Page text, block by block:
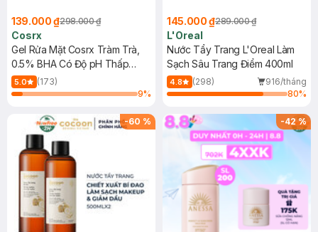
139.000 ₫298.000 ₫
Cosrx
Gel Rửa Mặt Cosrx Tràm Trà,
0.5% BHA Có Độ pH Thấp
150ml
5.0
(173)
9%
145.000 ₫289.000 ₫
L'Oreal
Nước Tẩy Trang L'Oreal Làm
Sạch Sâu Trang Điểm 400ml
4.8 (298)
916/tháng
80%
-60 % -42%